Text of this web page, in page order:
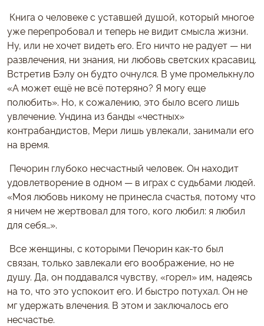
Книга о человеке с уставшей душой, который многое
уже перепробовал и теперь не видит смысла жизни.
Ну, или не хочет видеть его. Его ничто не радует — ни
развлечения, ни знания, ни любовь светских красавиц.
Встретив Бэлу он будто очнулся. В уме промелькнуло
«А может ещё не всё потеряно? Я могу еще
полюбить». Но, к сожалению, это было всего лишь
увлечение. Ундина из банды «честных»
контрабандистов, Мери лишь увлекали, занимали его
на время.
Печорин глубоко несчастный человек. Он находит
удовлетворение в одном — в играх с судьбами людей.
«Моя любовь никому не принесла счастья, потому что
я ничем не жертвовал для того, кого любил: я любил
для себя…».
Все женщины, с которыми Печорин как-то был
связан, только завлекали его воображение, но не
душу. Да, он поддавался чувству, «горел» им, надеясь
на то, что это успокоит его. И быстро потухал. Он не
мг удержать влечения. В этом и заключалось его
несчастье.